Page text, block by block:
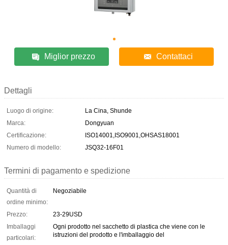
Miglior prezzo Contattaci
Dettagli
Luogo di origine:
La Cina, Shunde
Marca:
Dongyuan
Certificazione:
ISO14001,ISO9001,OHSAS18001
Numero di modello:
JSQ32-16F01
Termini di pagamento e spedizione
Quantità di
ordine minimo:
Negoziabile
Prezzo:
23-29USD
Imballaggi
particolari:
Ogni prodotto nel sacchetto di plastica che viene con le
istruzioni del prodotto e l'imballaggio del